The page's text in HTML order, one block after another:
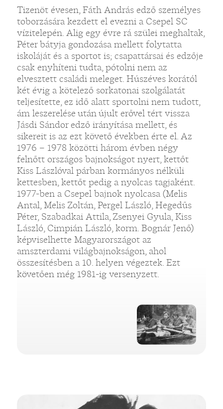
Tizenöt évesen, Fáth András edző személyes
toborzására kezdett el evezni a Csepel SC
vízitelepén. Alig egy évre rá szülei meghaltak,
Péter bátyja gondozása mellett folytatta
iskoláját és a sportot is; csapattársai és edzője
csak enyhíteni tudta, pótolni nem az
elvesztett családi meleget. Húszéves korától
két évig a kötelező sorkatonai szolgálatát
teljesítette, ez idő alatt sportolni nem tudott,
ám leszerelése után újult erővel tért vissza
Jásdi Sándor edző irányítása mellett, és
sikereit is az ezt követő években érte el. Az
1976 – 1978 közötti három évben négy
felnőtt országos bajnokságot nyert, kettőt
Kiss Lászlóval párban kormányos nélküli
kettesben, kettőt pedig a nyolcas tagjaként.
1977-ben a Csepel bajnok nyolcasa (Melis
Antal, Melis Zoltán, Pergel László, Hegedűs
Péter, Szabadkai Attila, Zsenyei Gyula, Kiss
László, Cimpián László, korm. Bognár Jenő)
képviselhette Magyarországot az
amszterdami világbajnokságon, ahol
összesítésben a 10. helyen végeztek. Ezt
követően még 1981-ig versenyzett.